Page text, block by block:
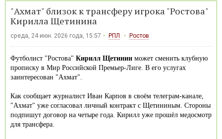
"Ахмат" близок к трансферу игрока "Ростова"
Кирилла Щетинина
среда, 24 июн. 2026 года, 15:57 РПЛ Ростов
Футболист "Ростова" Кирилл Щетинин может сменить клубную
прописку в Мир Российской Премьер-Лиге. В его услугах
заинтересован "Ахмат".
Как сообщает журналист Иван Карпов в своём телеграм-канале,
"Ахмат" уже согласовал личный контракт с Щетининым. Стороны
подпишут договор на четыре года. Кирилл уже прошёл медосмотр
для трансфера.